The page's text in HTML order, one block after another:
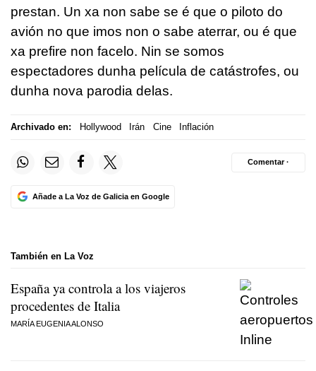
prestan. Un xa non sabe se é que o piloto do
avión no que imos non o sabe aterrar, ou é que
xa prefire non facelo. Nin se somos
espectadores dunha película de catástrofes, ou
dunha nova parodia delas.
Archivado en: Hollywood Irán Cine Inflación
Añade a La Voz de Galicia en Google
Comentar ·
También en La Voz
España ya controla a los viajeros
procedentes de Italia
MARÍA EUGENIA ALONSO